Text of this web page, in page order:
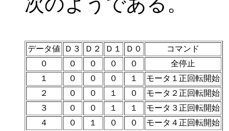
データ値 Ｄ３ Ｄ２ Ｄ１ Ｄ０
コマンド
０
０ ０ ０ ０
全停止
１
０ ０ ０ １
モータ１正回転開始
２
０ ０ １ ０
モータ２正回転開始
３
０ ０ １ １
モータ３正回転開始
４
０ １ ０ ０
モータ４正回転開始